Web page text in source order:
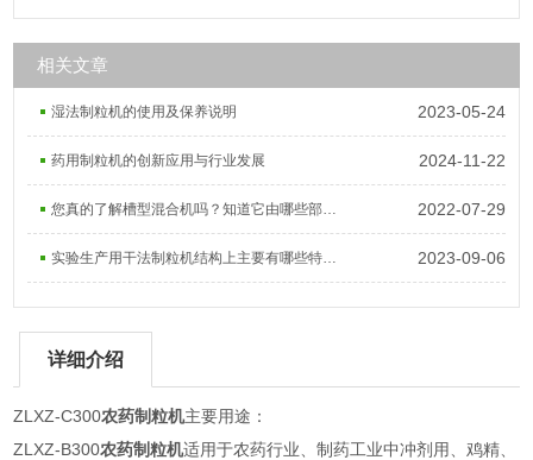
相关文章
湿法制粒机的使用及保养说明 2023-05-24
药用制粒机的创新应用与行业发展 2024-11-22
您真的了解槽型混合机吗？知道它由哪些部件组成的吗？ 2022-07-29
实验生产用干法制粒机结构上主要有哪些特点？ 2023-09-06
详细介绍
ZLXZ-C300农药制粒机主要用途：
ZLXZ-B300农药制粒机适用于农药行业、制药工业中冲剂用、鸡精、